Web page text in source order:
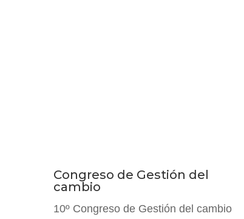
Congreso de Gestión del
cambio
10º Congreso de Gestión del cambio